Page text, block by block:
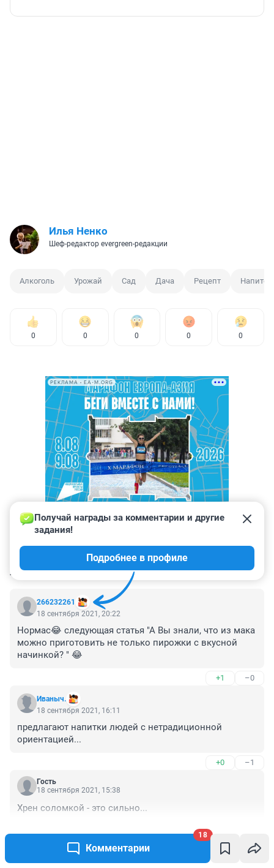
Комментарии
18
Илья Ненко
Шеф-редактор evergreen-редакции
Алкоголь Урожай Сад Дача Рецепт Напиток
0 0 0 0 0
РЕКЛАМА • EA-M.ORG
КОММЕНТАРИИ 18
266232261
Получай награды за комментарии и другие
задания!
Подробнее в профиле
18 сентября 2021, 20:22
Нормас😂 следующая статья "А Вы знали, что из мака
можно приготовить не только пирожки с вкусной
начинкой? " 😂
+1 –0
Иваныч.
18 сентября 2021, 16:11
предлагают напитки людей с нетрадиционной
ориентацией...
+0 –1
Гость
18 сентября 2021, 15:38
Хрен соломкой - это сильно...
Читать все комментарии